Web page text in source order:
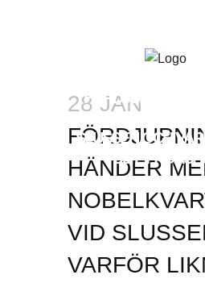
FÖRDJUPNING:
MED
SLUSSEN OCH
DE ETT
28 JAN
HÄNDER
VID
VARFÖR